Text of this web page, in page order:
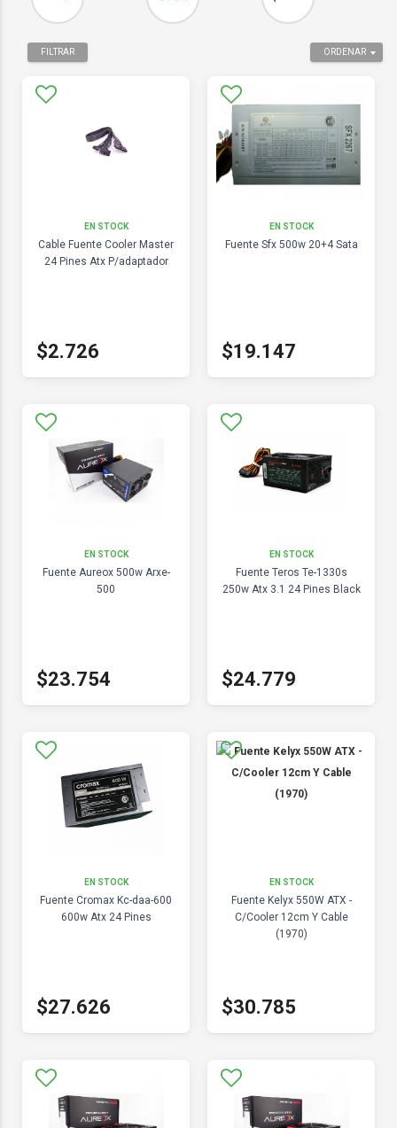
ORDENAR
FILTRAR
EN STOCK
Cable Fuente Cooler Master
24 Pines Atx P/adaptador
$2.726
EN STOCK
Fuente Sfx 500w 20+4 Sata
$19.147
EN STOCK
Fuente Aureox 500w Arxe-
500
$23.754
EN STOCK
Fuente Teros Te-1330s
250w Atx 3.1 24 Pines Black
$24.779
EN STOCK
Fuente Cromax Kc-daa-600
600w Atx 24 Pines
$27.626
EN STOCK
Fuente Kelyx 550W ATX -
C/Cooler 12cm Y Cable
(1970)
$30.785